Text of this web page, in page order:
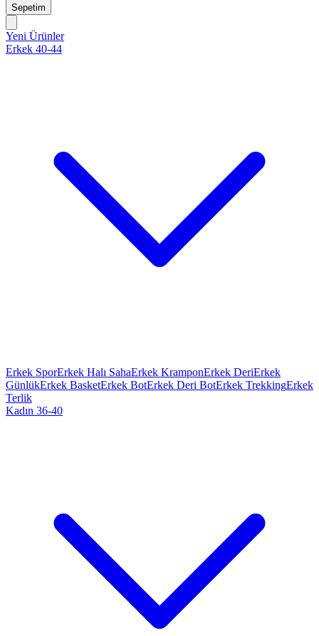
Sepetim
Yeni Ürünler
Erkek 40-44
Erkek SporErkek Halı SahaErkek KramponErkek DeriErkek
GünlükErkek BasketErkek BotErkek Deri BotErkek TrekkingErkek
Terlik
Kadın 36-40